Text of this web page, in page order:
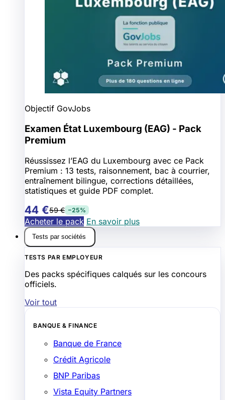
Objectif GovJobs
Examen État Luxembourg (EAG) - Pack
Premium
Réussissez l’EAG du Luxembourg avec ce Pack
Premium : 13 tests, raisonnement, bac à courrier,
entraînement bilingue, corrections détaillées,
statistiques et guide PDF complet.
44 €59 € −25%
Acheter le pack En savoir plus
Tests par sociétés
TESTS PAR EMPLOYEUR
Des packs spécifiques calqués sur les concours
officiels.
Voir tout
BANQUE & FINANCE
Banque de France
Crédit Agricole
BNP Paribas
Vista Equity Partners